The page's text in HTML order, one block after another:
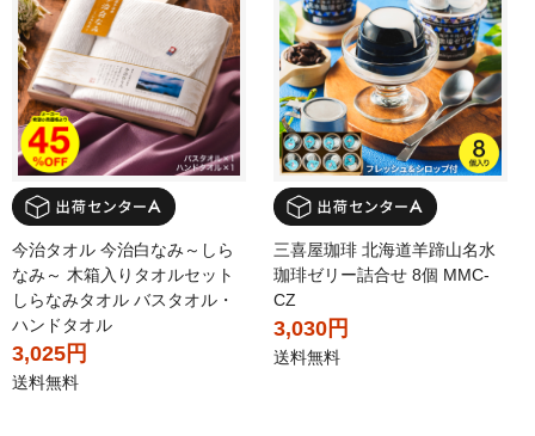
今治タオル 今治白なみ～しら
なみ～ 木箱入りタオルセット
しらなみタオル バスタオル・
ハンドタオル
3,025円
送料無料
三喜屋珈琲 北海道羊蹄山名水
珈琲ゼリー詰合せ 8個 MMC-
CZ
3,030円
送料無料